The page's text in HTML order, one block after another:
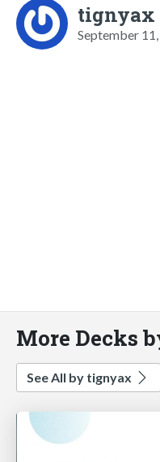
tignyax
September
More Decks
See All by tignyax